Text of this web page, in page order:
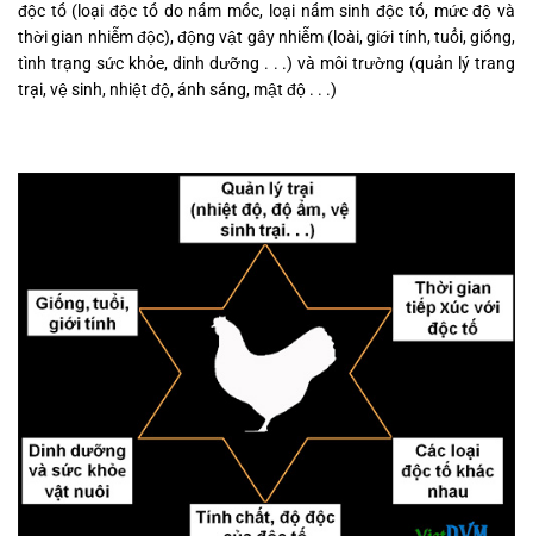
độc tố (loại độc tố do nấm mốc, loại nấm sinh độc tố, mức độ và
thời gian nhiễm độc), động vật gây nhiễm (loài, giới tính, tuổi, giống,
tình trạng sức khỏe, dinh dưỡng . . .) và môi trường (quản lý trang
trại, vệ sinh, nhiệt độ, ánh sáng, mật độ . . .)